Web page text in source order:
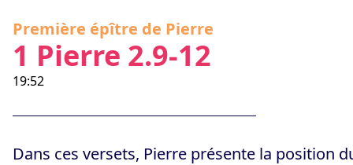
Première épître de Pierre
1 Pierre 2.9-12
19:52
Dans ces versets, Pierre présente la position